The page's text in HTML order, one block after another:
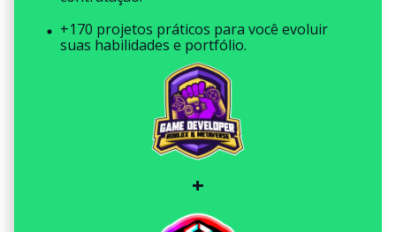
+170 projetos práticos para você evoluir
suas habilidades e portfólio.
+